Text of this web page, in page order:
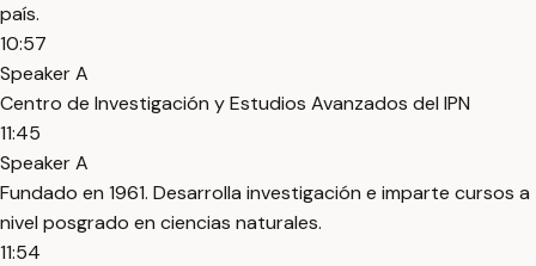
país.
10:57
Speaker A
Centro de Investigación y Estudios Avanzados del IPN
11:45
Speaker A
Fundado en 1961. Desarrolla investigación e imparte cursos a
nivel posgrado en ciencias naturales.
11:54